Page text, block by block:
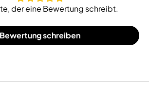
der eine Bewertung schreibt.
Bewertung schreiben